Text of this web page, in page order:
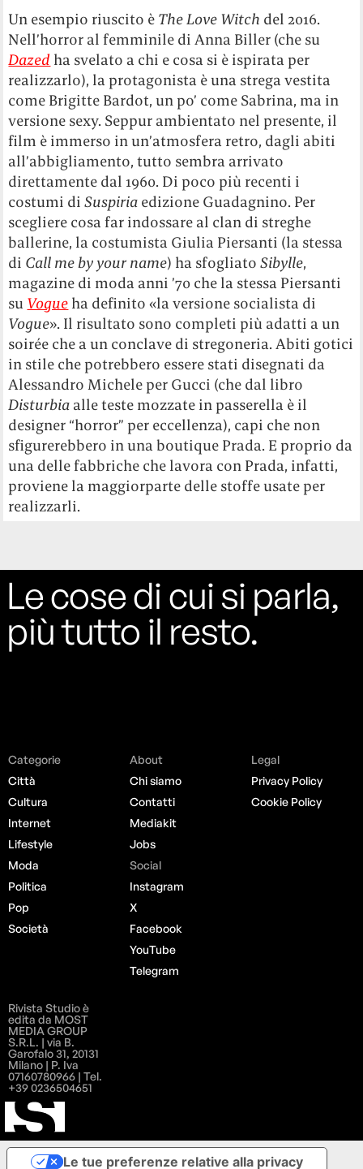
Un esempio riuscito è The Love Witch del 2016.
Nell’horror al femminile di Anna Biller (che su
Dazed ha svelato a chi e cosa si è ispirata per
realizzarlo), la protagonista è una strega vestita
come Brigitte Bardot, un po’ come Sabrina, ma in
versione sexy. Seppur ambientato nel presente, il
film è immerso in un’atmosfera retro, dagli abiti
all’abbigliamento, tutto sembra arrivato
direttamente dal 1960. Di poco più recenti i
costumi diSuspiria edizione Guadagnino. Per
scegliere cosa far indossare al clan di streghe
ballerine, la costumista Giulia Piersanti (la stessa
di Call me by your name) ha sfogliatoSibylle,
magazine di moda anni ’70 che la stessa Piersanti
su Vogue ha definito «la versione socialista di
Vogue». Il risultato sono completi più adatti a un
soirée che a un conclave di stregoneria. Abiti gotici
in stile che potrebbero essere stati disegnati da
Alessandro Michele per Gucci (che dal libro
Disturbia alle teste mozzate in passerella è il
designer “horror” per eccellenza), capi che non
sfigurerebbero in una boutique Prada. E proprio da
una delle fabbriche che lavora con Prada, infatti,
proviene la maggiorparte delle stoffe usate per
realizzarli.
Le cose di cui si parla,
più tutto il resto.
Categorie
Città
Cultura
Internet
Lifestyle
Moda
Politica
Pop
Società
About
Chi siamo
Contatti
Mediakit
Jobs
Social
Instagram
X
Facebook
YouTube
Telegram
Legal
Privacy Policy
Cookie Policy
Rivista Studio è
edita da MOST
MEDIA GROUP
S.R.L. | via B.
Garofalo 31, 20131
Milano | P. Iva
07160780966 | Tel.
+39 0236504651
Le tue preferenze relative alla privacy